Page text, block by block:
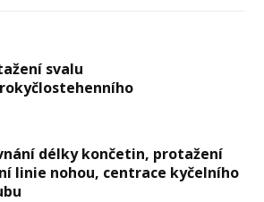
svalu
délky končetin, protažení
linie nohou, centrace kyčelního